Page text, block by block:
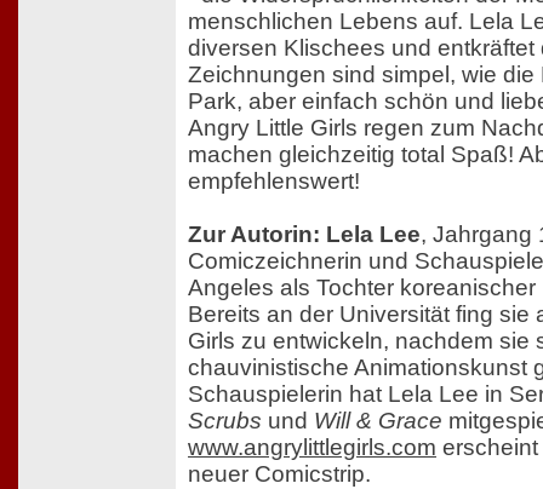
menschlichen Lebens auf. Lela
diversen Klischees und entkräftet
Zeichnungen sind simpel, wie
Park, aber einfach schön und
Angry Little Girls regen zum
machen gleichzeitig total Spaß!
empfehlenswert!
Zur Autorin: Lela Lee, Jahrgang
Comiczeichnerin und
Angeles als Tochter
Bereits an der Universität fing sie
Girls zu entwickeln, nachdem sie
chauvinistische Animationskunst
Schauspielerin hat Lela Lee in
Scrubs und Will & Grace
www.angrylittlegirls.com
neuer Comicstrip.